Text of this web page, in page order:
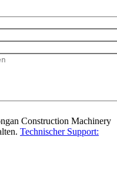
Construction Machinery
Technischer Support: